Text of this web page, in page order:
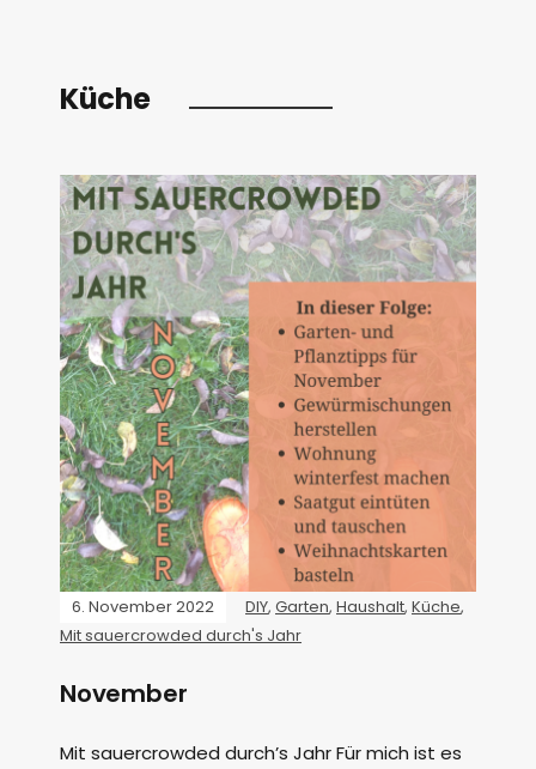
Küche
6. November 2022 DIY, Garten, Haushalt, Küche,
Mit sauercrowded durch's Jahr
November
Mit sauercrowded durch’s Jahr Für mich ist es